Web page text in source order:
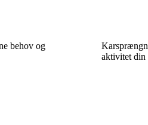
behov og
aktivitet din